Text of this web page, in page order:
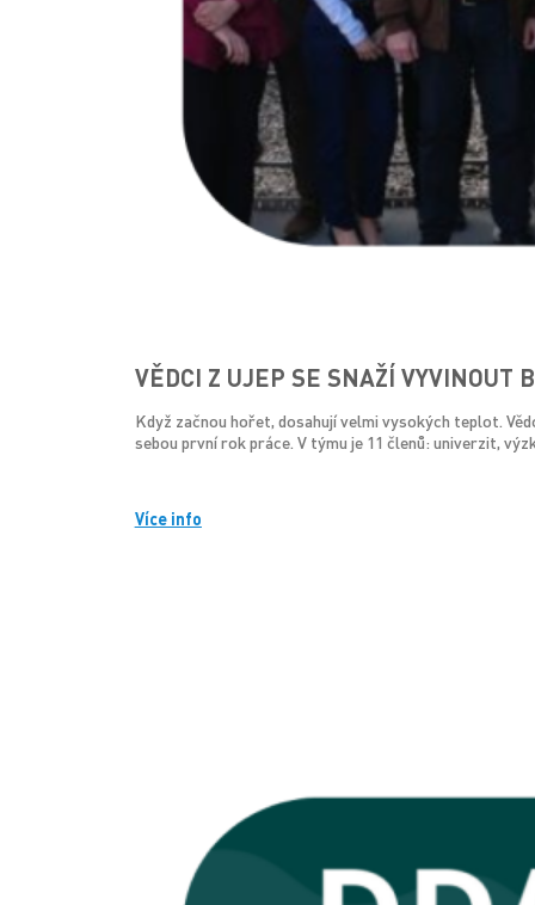
VĚDCI Z UJEP SE SNAŽÍ VYVINOUT
Když začnou hořet, dosahují velmi vysokých teplot.
sebou první rok práce. V týmu je 11 členů: univerzit,
Více info